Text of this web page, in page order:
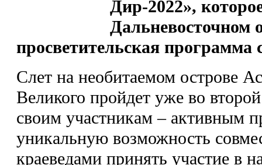
Дир-2022»,
Дальневосточном
просветительская программа
Слет на необитаемом острове
Великого пройдет уже во
своим участникам – активным
уникальную возможность
краеведами принять участие в